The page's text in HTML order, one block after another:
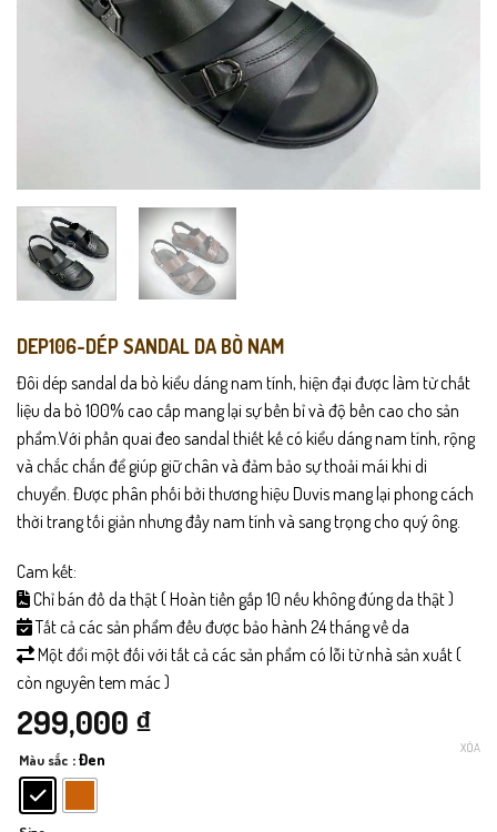
DEP106-DÉP SANDAL DA BÒ NAM
Đôi dép sandal da bò kiểu dáng nam tính, hiện đại được làm từ chất
liệu da bò 100% cao cấp mang lại sự bền bỉ và độ bền cao cho sản
phẩm.Với phần quai đeo sandal thiết kế có kiểu dáng nam tính, rộng
và chắc chắn để giúp giữ chân và đảm bảo sự thoải mái khi di
chuyển. Được phân phối bởi thương hiệu Duvis mang lại phong cách
thời trang tối giản nhưng đầy nam tính và sang trọng cho quý ông.
Cam kết:
Chỉ bán đồ da thật ( Hoàn tiền gấp 10 nếu không đúng da thật )
Tất cả các sản phẩm đều được bảo hành 24 tháng về da
Một đổi một đối với tất cả các sản phẩm có lỗi từ nhà sản xuất (
còn nguyên tem mác )
299,000 ₫
Màu sắc : Đen
XÓA